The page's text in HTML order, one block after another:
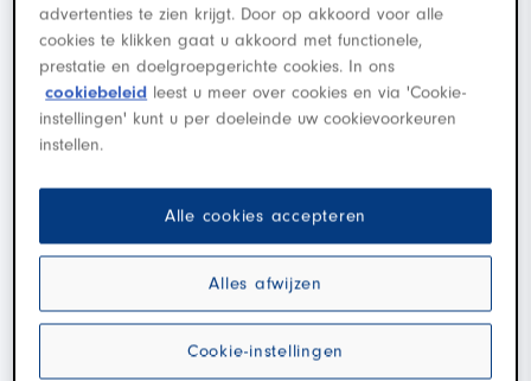
· ·
Roosendaal
advertenties te zien krijgt. Door op akkoord voor alle
cookies te klikken gaat u akkoord met functionele,
prestatie en doelgroepgerichte cookies. In ons
cookiebeleid leest u meer over cookies en via 'Cookie-
instellingen' kunt u per doeleinde uw cookievoorkeuren
instellen.
Alles afwijzen
Alle cookies accepteren
Cookie-instellingen